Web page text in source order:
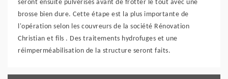
seront ensuite pulvérisés avant de frotter le tout avec une
brosse bien dure. Cette étape est la plus importante de
l'opération selon les couvreurs de la société Rénovation
Christian et fils . Des traitements hydrofuges et une
réimperméabilisation de la structure seront faits.